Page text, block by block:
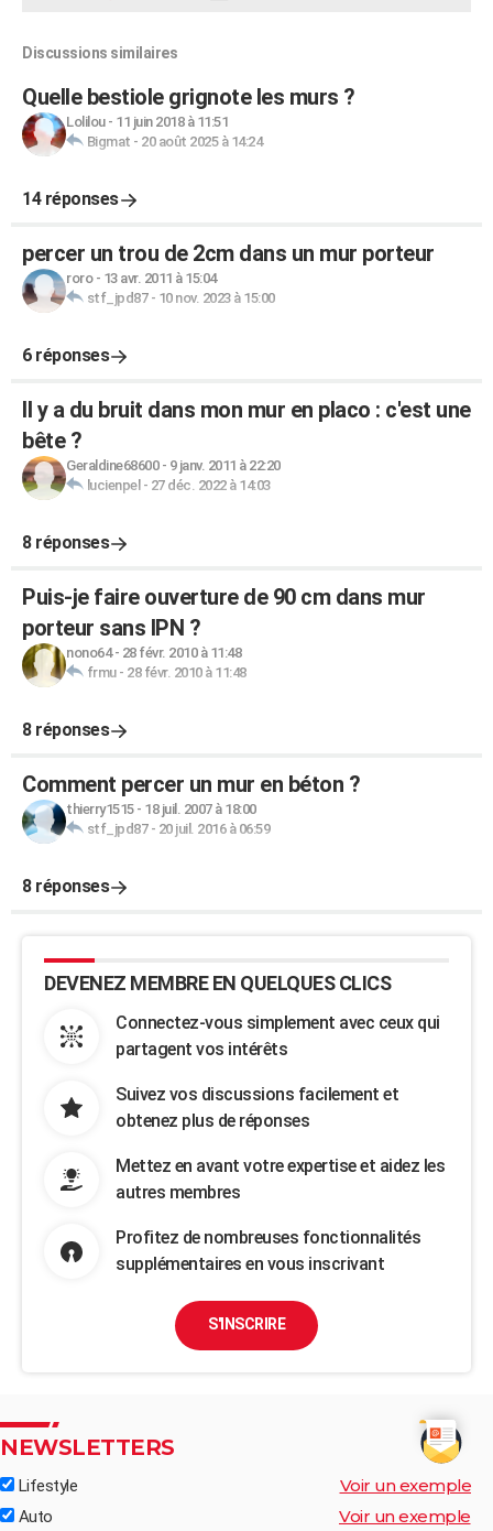
Discussions similaires
Quelle bestiole grignote les murs ?
Lolilou- 11 juin 2018 à 11:51
Bigmat - 20 août 2025 à 14:24
14 réponses
percer un trou de 2cm dans un mur porteur
roro- 13 avr. 2011 à 15:04
stf_jpd87- 10 nov. 2023 à 15:00
6 réponses
Il y a du bruit dans mon mur en placo : c'est une
bête ?
Geraldine68600- 9 janv. 2011 à 22:20
lucienpel - 27 déc. 2022 à 14:03
8 réponses
Puis-je faire ouverture de 90 cm dans mur
porteur sans IPN ?
nono64- 28 févr. 2010 à 11:48
frmu- 28 févr. 2010 à 11:48
8 réponses
Comment percer un mur en béton ?
thierry1515- 18 juil. 2007 à 18:00
stf_jpd87- 20 juil. 2016 à 06:59
8 réponses
DEVENEZ MEMBRE EN QUELQUES CLICS
Connectez-vous simplement avec ceux qui
partagent vos intérêts
Suivez vos discussions facilement et
obtenez plus de réponses
Mettez en avant votre expertise et aidez les
autres membres
Profitez de nombreuses fonctionnalités
supplémentaires en vous inscrivant
S'INSCRIRE
NEWSLETTERS
Lifestyle Voir un exemple
Auto Voir un exemple